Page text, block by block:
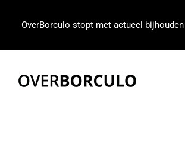
OverBorculo stopt met actueel